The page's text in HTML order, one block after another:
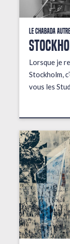
Le Chabada
Lorsque je
Stockholm,
vous les